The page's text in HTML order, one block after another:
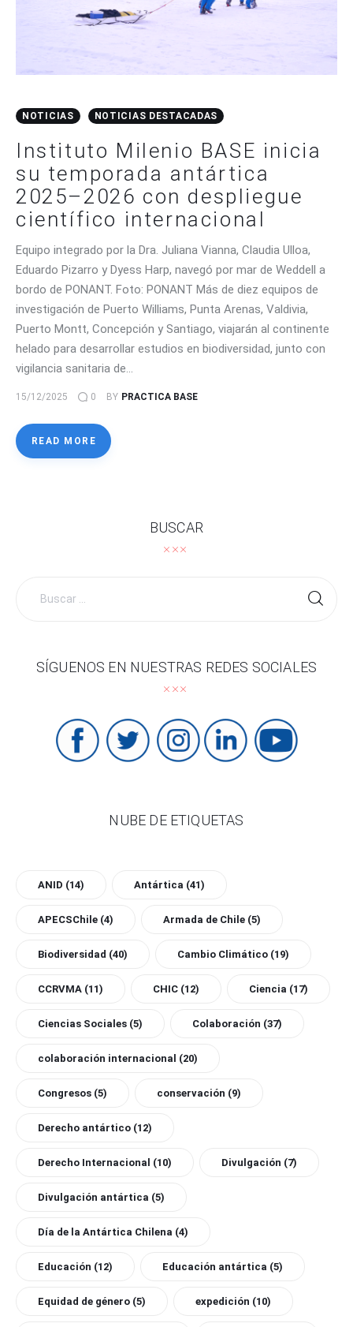
NOTICIAS NOTICIAS DESTACADAS
Instituto Milenio BASE inicia
su temporada antártica
2025–2026 con despliegue
científico internacional
Equipo integrado por la Dra. Juliana Vianna, Claudia Ulloa,
Eduardo Pizarro y Dyess Harp, navegó por mar de Weddell a
bordo de PONANT. Foto: PONANT Más de diez equipos de
investigación de Puerto Williams, Punta Arenas, Valdivia,
Puerto Montt, Concepción y Santiago, viajarán al continente
helado para desarrollar estudios en biodiversidad, junto con
vigilancia sanitaria de…
15/12/2025 0 BY PRACTICA BASE
READ MORE
BUSCAR
SÍGUENOS EN NUESTRAS REDES SOCIALES
NUBE DE ETIQUETAS
ANID (14) Antártica (41)
APECSChile (4) Armada de Chile (5)
Biodiversidad (40) Cambio Climático (19)
CCRVMA (11) CHIC (12) Ciencia (17)
Ciencias Sociales (5) Colaboración (37)
colaboración internacional (20)
Congresos (5) conservación (9)
Derecho antártico (12)
Derecho Internacional (10) Divulgación (7)
Divulgación antártica (5)
Día de la Antártica Chilena (4)
Educación (12) Educación antártica (5)
Equidad de género (5) expedición (10)